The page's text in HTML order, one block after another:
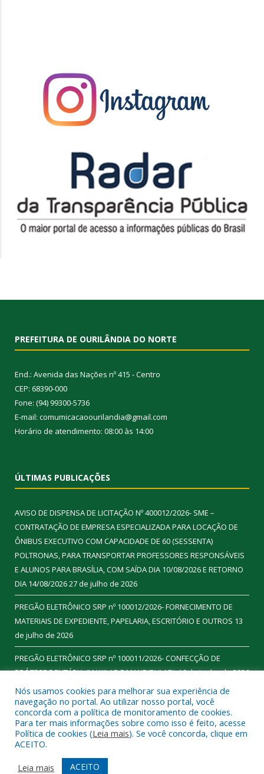
PREFEITURA DE OURILÂNDIA DO NORTE
End.: Avenida das Nações nº 415 - Centro
CEP: 68390-000
Fone: (94) 99300-5736
E-mail: comumicacaoourilandia@gmail.com
Horário de atendimento: 08:00 às 14:00
ÚLTIMAS PUBLICAÇÕES
AVISO DE DISPENSA DE LICITAÇÃO Nº 400012/2026- SME –
CONTRATAÇÃO DE EMPRESA ESPECIALIZADA PARA LOCAÇÃO DE
ÔNIBUS EXECUTIVO COM CAPACIDADE DE 60 (SESSENTA)
POLTRONAS, PARA TRANSPORTAR PROFESSORES RESPONSÁVEIS
E ALUNOS PARA BRASÍLIA, COM SAÍDA DIA 10/08/2026 E RETORNO
DIA 14/08/202627 de julho de 2026
PREGÃO ELETRÔNICO SRP nº 100012/2026- FORNECIMENTO DE
MATERIAIS DE EXPEDIENTE, PAPELARIA, ESCRITÓRIO E OUTROS 13
de julho de 2026
PREGÃO ELETRÔNICO SRP nº 100011/2026- CONFECÇÃO DE
PRÓTESE DENTÁRIA (MAXILAR E MANDIBULAR).16 de junho de 2026
Todos os direitos reservados a Prefeitura Municipal de
Ourilândia do Norte.
Mapa do Site
Acessar Área Administrativa
Nós usamos cookies para melhorar sua experiência de
navegação no portal. Ao utilizar nosso portal, você
concorda com a política de monitoramento de cookies.
Para ter mais informações sobre como isso é feito, acesse
Política de cookies (Leia mais). Se você concorda, clique em
ACEITO.
Leia mais
ACEITO